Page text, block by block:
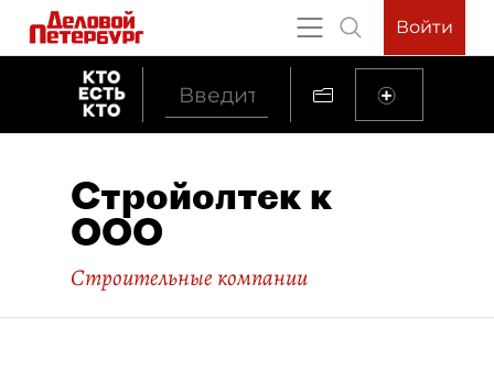
Войти
Стройолтек к
ООО
Строительные компании